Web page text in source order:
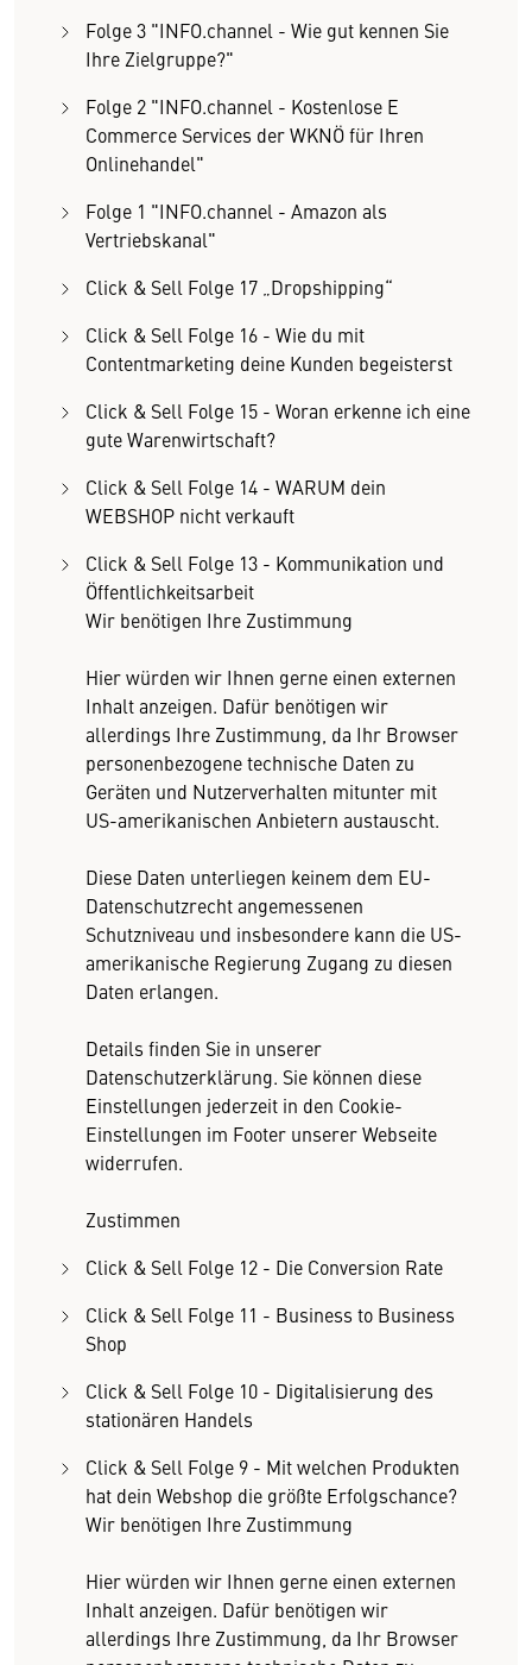
Folge 3 "INFO.channel - Wie gut kennen Sie
Ihre Zielgruppe?"
Folge 2 "INFO.channel - Kostenlose E
Commerce Services der WKNÖ für Ihren
Onlinehandel"
Folge 1 "INFO.channel - Amazon als
Vertriebskanal"
Click & Sell Folge 17 „Dropshipping“
Click & Sell Folge 16 - Wie du mit
Contentmarketing deine Kunden begeisterst
Click & Sell Folge 15 - Woran erkenne ich eine
gute Warenwirtschaft?
Click & Sell Folge 14 - WARUM dein
WEBSHOP nicht verkauft
Click & Sell Folge 13 - Kommunikation und
Öffentlichkeitsarbeit
Wir benötigen Ihre Zustimmung
Hier würden wir Ihnen gerne einen externen
Inhalt anzeigen. Dafür benötigen wir
allerdings Ihre Zustimmung, da Ihr Browser
personenbezogene technische Daten zu
Geräten und Nutzerverhalten mitunter mit
US-amerikanischen Anbietern austauscht.
Diese Daten unterliegen keinem dem EU-
Datenschutzrecht angemessenen
Schutzniveau und insbesondere kann die US-
amerikanische Regierung Zugang zu diesen
Daten erlangen.
Details finden Sie in unserer
Datenschutzerklärung. Sie können diese
Einstellungen jederzeit in den Cookie-
Einstellungen im Footer unserer Webseite
widerrufen.
Zustimmen
Click & Sell Folge 12 - Die Conversion Rate
Click & Sell Folge 11 - Business to Business
Shop
Click & Sell Folge 10 - Digitalisierung des
stationären Handels
Click & Sell Folge 9 - Mit welchen Produkten
hat dein Webshop die größte Erfolgschance?
Wir benötigen Ihre Zustimmung
Hier würden wir Ihnen gerne einen externen
Inhalt anzeigen. Dafür benötigen wir
allerdings Ihre Zustimmung, da Ihr Browser